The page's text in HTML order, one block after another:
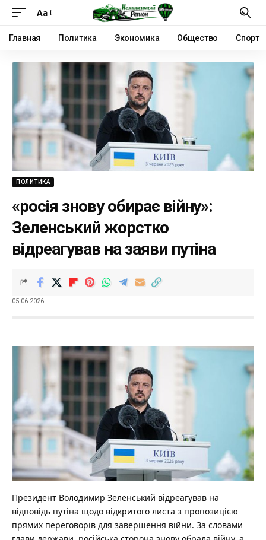
Аа
Главная Политика Экономика Общество Спорт
ПОЛИТИКА
«росія знову обирає війну»:
Зеленський жорстко
відреагував на заяви путіна
05.06.2026
Президент Володимир Зеленський відреагував на
відповідь путіна щодо відкритого листа з пропозицією
прямих переговорів для завершення війни. За словами